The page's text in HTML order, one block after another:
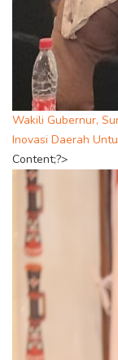
Wakili Gubernur,
Inovasi Daerah
Content;?>